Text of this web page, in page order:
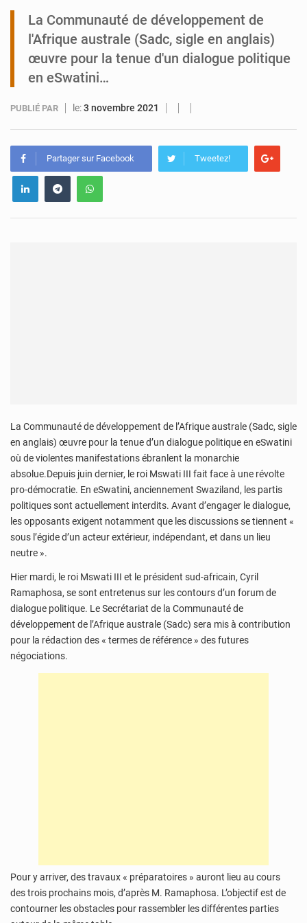
Tibiri : le dialogue, nouveau terrain de jeu pour la paix
La Communauté de développement de
l'Afrique australe (Sadc, sigle en anglais)
œuvre pour la tenue d'un dialogue politique
en eSwatini…
PUBLIÉ PAR le:3 novembre 2021
Partager sur Facebook Tweetez!
La Communauté de développement de l’Afrique australe (Sadc, sigle
en anglais) œuvre pour la tenue d’un dialogue politique en eSwatini
où de violentes manifestations ébranlent la monarchie
absolue.Depuis juin dernier, le roi Mswati III fait face à une révolte
pro-démocratie. En eSwatini, anciennement Swaziland, les partis
politiques sont actuellement interdits. Avant d’engager le dialogue,
les opposants exigent notamment que les discussions se tiennent «
sous l’égide d’un acteur extérieur, indépendant, et dans un lieu
neutre ».
Hier mardi, le roi Mswati III et le président sud-africain, Cyril
Ramaphosa, se sont entretenus sur les contours d’un forum de
dialogue politique. Le Secrétariat de la Communauté de
développement de l’Afrique australe (Sadc) sera mis à contribution
pour la rédaction des « termes de référence » des futures
négociations.
Pour y arriver, des travaux « préparatoires » auront lieu au cours
des trois prochains mois, d’après M. Ramaphosa. L’objectif est de
contourner les obstacles pour rassembler les différentes parties